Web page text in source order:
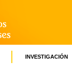
INVESTIGACIÓN